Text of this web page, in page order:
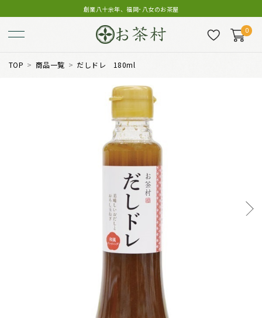
創業八十余年、福岡･八女のお茶屋
0
TOP 商品一覧 だしドレ 180ml